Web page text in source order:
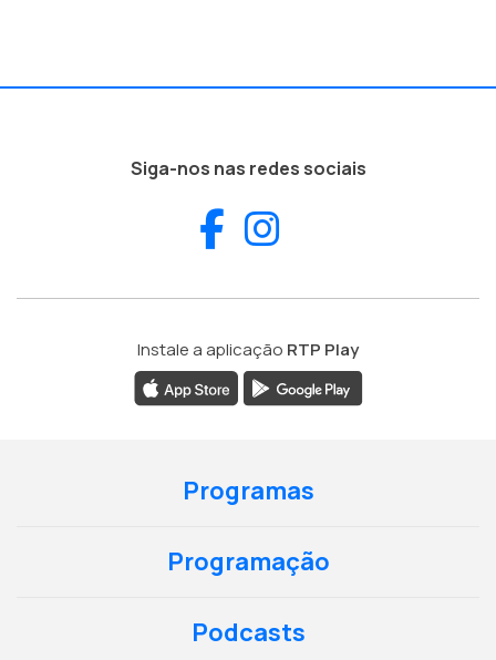
Siga-nos nas redes sociais
Facebook
Instale a aplicação RTP Play
Programas
Programação
Podcasts